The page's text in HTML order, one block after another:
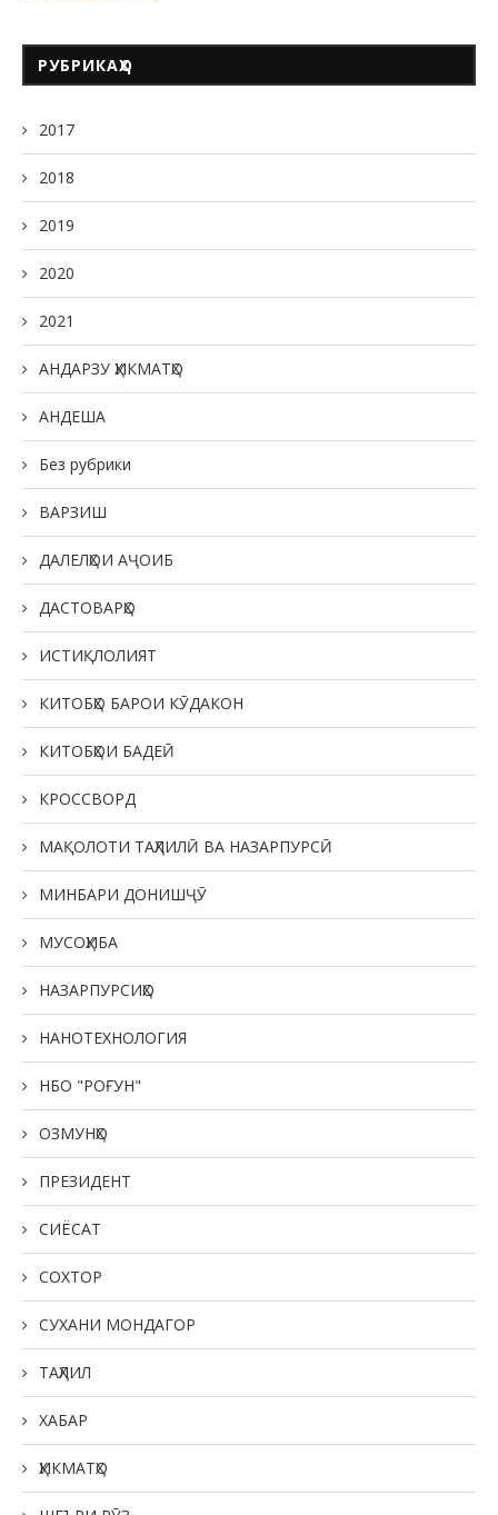
РУБРИКАҲО
2017
2018
2019
2020
2021
АНДАРЗУ ҲИКМАТҲО
АНДЕША
Без рубрики
ВАРЗИШ
ДАЛЕЛҲОИ АҶОИБ
ДАСТОВАРҲО
ИСТИҚЛОЛИЯТ
КИТОБҲО БАРОИ КӮДАКОН
КИТОБҲОИ БАДЕӢ
КРОССВОРД
МАҚОЛОТИ ТАҲЛИЛӢ ВА НАЗАРПУРСӢ
МИНБАРИ ДОНИШҶӮ
МУСОҲИБА
НАЗАРПУРСИҲО
НАНОТЕХНОЛОГИЯ
НБО "РОҒУН"
ОЗМУНҲО
ПРЕЗИДЕНТ
СИЁСАТ
СОХТОР
СУХАНИ МОНДАГОР
ТАҲЛИЛ
ХАБАР
ҲИКМАТҲО